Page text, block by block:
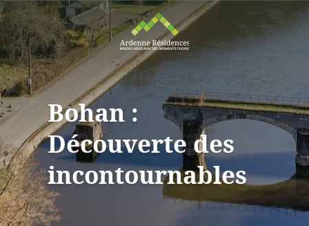
Bohan :
Découverte des
incontournables